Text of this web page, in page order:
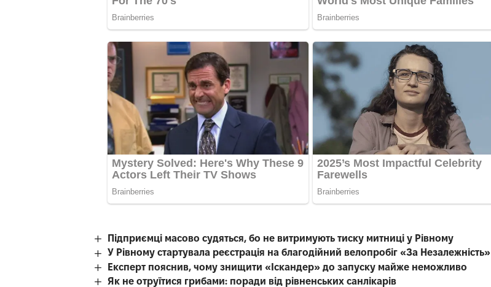
Підприємці масово судяться, бо не витримують тиску митниці у Рівному
У Рівному стартувала реєстрація на благодійний велопробіг «За Незалежність»
Експерт пояснив, чому знищити «Іскандер» до запуску майже неможливо
Як не отруїтися грибами: поради від рівненських санлікарів